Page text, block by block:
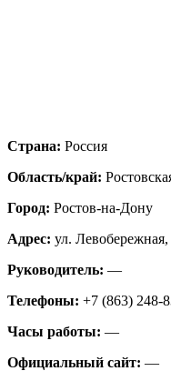
Страна: Россия
Область/край:
Город: Ростов-на-Дону
Адрес: ул. Левобережная,
Руководитель: —
Телефоны: +7 (863) 248-
Часы работы: —
Официальный сайт: —